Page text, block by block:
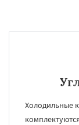
Холодильные